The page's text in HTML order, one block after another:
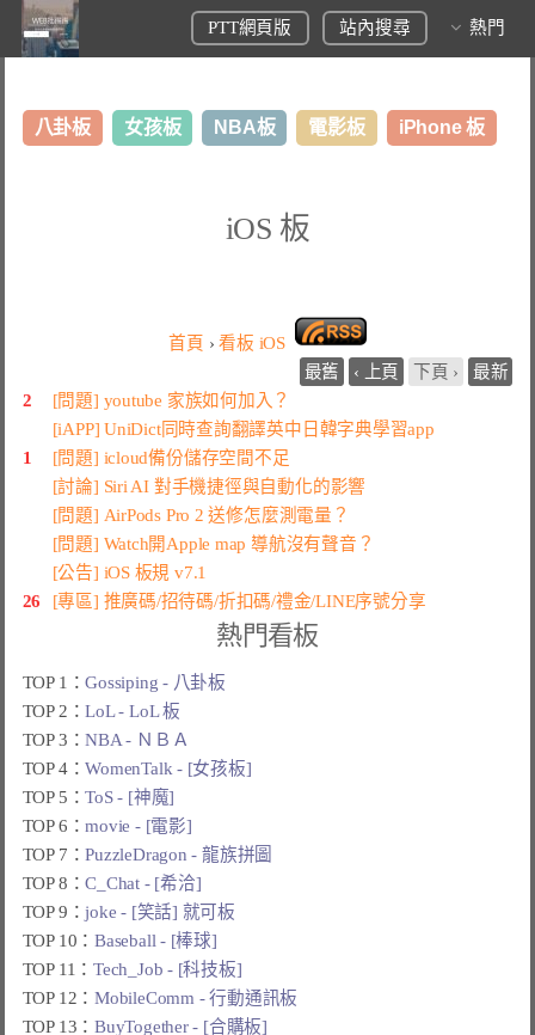
PTT網頁版 站內搜尋 熱門
八卦板 女孩板 NBA板 電影板 iPhone 板
iOS 板
首頁 › 看板 iOS
最舊
‹ 上頁 下頁 ›
最新
2
[問題] youtube 家族如何加入？
[iAPP] UniDict同時查詢翻譯英中日韓字典學習app
1
[問題] icloud備份儲存空間不足
[討論] Siri AI 對手機捷徑與自動化的影響
[問題] AirPods Pro 2 送修怎麼測電量？
[問題] Watch開Apple map 導航沒有聲音？
[公告] iOS 板規 v7.1
26
[專區] 推廣碼/招待碼/折扣碼/禮金/LINE序號分享
熱門看板
TOP 1：Gossiping - 八卦板
TOP 2：LoL - LoL 板
TOP 3：NBA - ＮＢＡ
TOP 4：WomenTalk - [女孩板]
TOP 5：ToS - [神魔]
TOP 6：movie - [電影]
TOP 7：PuzzleDragon - 龍族拼圖
TOP 8：C_Chat - [希洽]
TOP 9：joke - [笑話] 就可板
TOP 10：Baseball - [棒球]
TOP 11：Tech_Job - [科技板]
TOP 12：MobileComm - 行動通訊板
TOP 13：BuyTogether - [合購板]